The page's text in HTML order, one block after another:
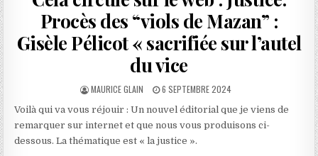
Procès des “viols de Mazan” :
Gisèle Pélicot « sacrifiée sur l’autel
du vice
AUTHOR:
MAURICE GLAIN
PUBLISHED
6 SEPTEMBRE 2024
Voilà qui va vous réjouir : Un nouvel éditorial que je viens de
remarquer sur internet et que nous vous produisons ci-
dessous. La thématique est « la justice ».